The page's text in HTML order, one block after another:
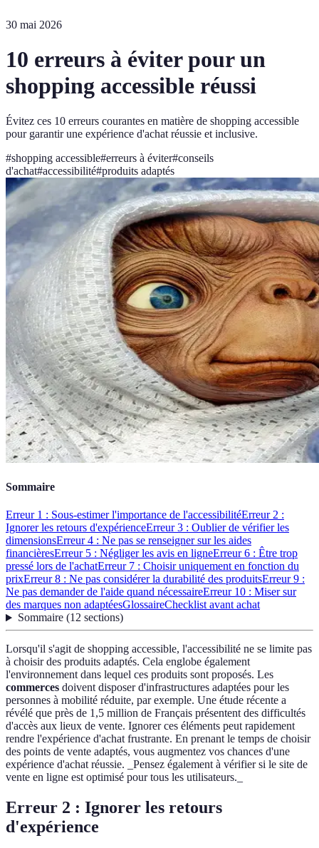
30 mai 2026
10 erreurs à éviter pour un
shopping accessible réussi
Évitez ces 10 erreurs courantes en matière de shopping accessible
pour garantir une expérience d'achat réussie et inclusive.
#shopping accessible#erreurs à éviter#conseils
d'achat#accessibilité#produits adaptés
Sommaire
Erreur 1 : Sous-estimer l'importance de l'accessibilitéErreur 2 :
Ignorer les retours d'expérienceErreur 3 : Oublier de vérifier les
dimensionsErreur 4 : Ne pas se renseigner sur les aides
financièresErreur 5 : Négliger les avis en ligneErreur 6 : Être trop
pressé lors de l'achatErreur 7 : Choisir uniquement en fonction du
prixErreur 8 : Ne pas considérer la durabilité des produitsErreur 9 :
Ne pas demander de l'aide quand nécessaireErreur 10 : Miser sur
des marques non adaptéesGlossaireChecklist avant achat
Sommaire(12 sections)
Lorsqu'il s'agit de shopping accessible, l'accessibilité ne se limite pas
à choisir des produits adaptés. Cela englobe également
l'environnement dans lequel ces produits sont proposés. Les
commerces doivent disposer d'infrastructures adaptées pour les
personnes à mobilité réduite, par exemple. Une étude récente a
révélé que près de 1,5 million de Français présentent des difficultés
d'accès aux lieux de vente. Ignorer ces éléments peut rapidement
rendre l'expérience d'achat frustrante. En prenant le temps de choisir
des points de vente adaptés, vous augmentez vos chances d'une
expérience d'achat réussie. _Pensez également à vérifier si le site de
vente en ligne est optimisé pour tous les utilisateurs._
Erreur 2 : Ignorer les retours
d'expérience